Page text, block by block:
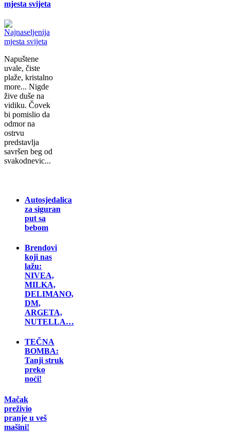
mjesta svijeta
Napuštene
uvale, čiste
plaže, kristalno
more... Nigde
žive duše na
vidiku. Čovek
bi pomislio da
odmor na
ostrvu
predstavlja
savršen beg od
svakodnevic...
Autosjedalica
za siguran
put sa
bebom
Brendovi
koji nas
lažu:
NIVEA,
MILKA,
DELIMANO,
DM,
ARGETA,
NUTELLA…
TEČNA
BOMBA:
Tanji struk
preko
noći!
Mačak
preživio
pranje u veš
mašini!